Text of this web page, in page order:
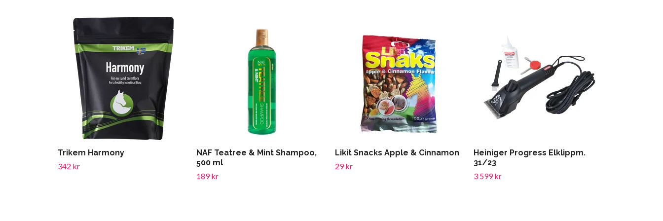
Trikem Harmony
342 kr
NAF Teatree & Mint Shampoo,
500 ml
189 kr
Likit Snacks Apple & Cinnamon
29 kr
Heiniger Progress Elklippm.
31/23
3 599 kr